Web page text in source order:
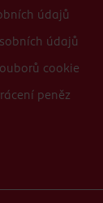
údajů
údajů
cookie
peněz